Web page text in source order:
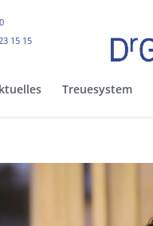
Treuesystem
15 15